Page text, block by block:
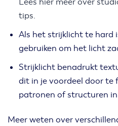
tips.
Als het strijklicht te hard
gebruiken om het licht
Strijklicht benadrukt
dit in je voordeel door te
patronen of structuren
Meer weten over